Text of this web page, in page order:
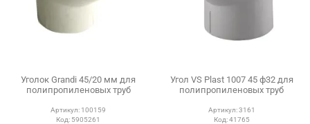
Уголок Grandi 45/20 мм для
полипропиленовых труб
Артикул: 100159
Код: 5905261
Угол VS Plast 1007 45 ф32 для
полипропиленовых труб
Артикул:3161
Код:41765